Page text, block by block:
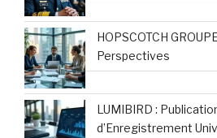
HOPSCOTCH
Perspectives
LUMIBIRD :
d’Enregistrement